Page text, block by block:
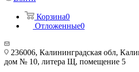
Корзина0
Отложенные0
236006, Калининградская обл,
дом № 10, литера Щ, помещение 5